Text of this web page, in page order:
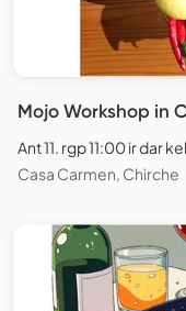
Mojo Workshop in
Ant 11. rgp 11:00 ir dar
Casa Carmen, Chirche